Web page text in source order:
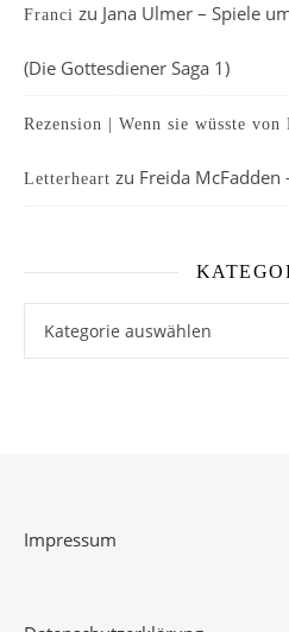
Franci zu Jana Ulmer – Spiele
(Die Gottesdiener Saga 1)
Rezension | Wenn sie wüsste von
Letterheart zu Freida McFadden
Impressum